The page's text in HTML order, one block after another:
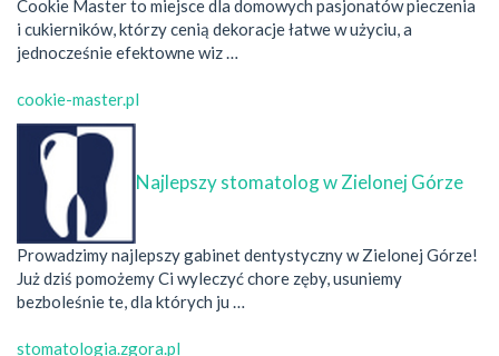
Cookie Master to miejsce dla domowych pasjonatów pieczenia
i cukierników, którzy cenią dekoracje łatwe w użyciu, a
jednocześnie efektowne wiz …
cookie-master.pl
Najlepszy stomatolog w Zielonej Górze
Prowadzimy najlepszy gabinet dentystyczny w Zielonej Górze!
Już dziś pomożemy Ci wyleczyć chore zęby, usuniemy
bezboleśnie te, dla których ju …
stomatologia.zgora.pl